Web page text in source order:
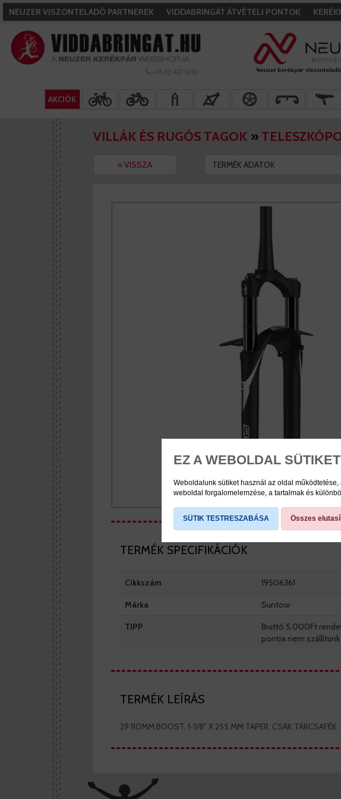
EZ A WEBOLDAL
Weboldalunk sütiket használ az oldal
weboldal forgalomelemzése, a tartalmak és
SÜTIK TESTRESZABÁSA Összes
NEUZER VISZONTELADÓ PARTNEREK VIDDABRINGÁT ÁTVÉTELI PONTOK
+36 20 427 1232
AKCIÓK
VILLÁK ÉS RUGÓS TAGOK »
« VISSZA TERMÉK ADATOK
TERMÉK SPECIFIKÁCIÓK
Cikkszám 19506361
Márka Suntour
TIPP
Bruttó 5.000Ft
pontra nem szállítunk
TERMÉK LEÍRÁS
29 110MM BOOST, 1-1/8" X 255 MM TAPER, CSAK TÁRCSAFÉK